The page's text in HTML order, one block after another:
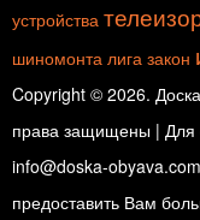
устройства
шиномонта лига закон
Copyright © 2026.
права защищены | Для
info@doska-
предоставить Вам